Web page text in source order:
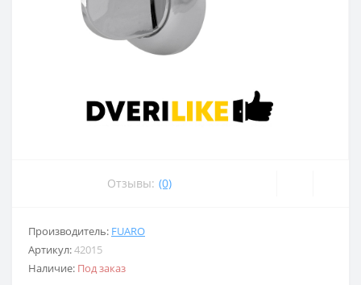
Отзывы: (0)
Производитель: FUARO
Артикул:42015
Наличие: Под заказ